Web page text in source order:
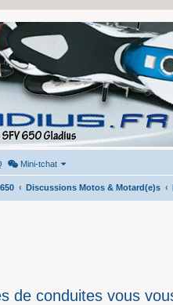
Mini-tchat
Discussions Motos & Motard(e)s
de conduites vous